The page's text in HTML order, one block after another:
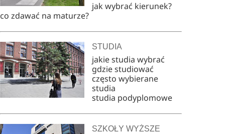
jak wybrać kierunek?
co zdawać na maturze?
STUDIA
jakie studia wybrać
gdzie studiować
często wybierane
studia
studia podyplomowe
SZKOŁY WYŻSZE